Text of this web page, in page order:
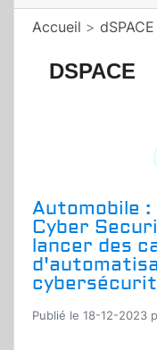
Accueil > dSPACE
DSPACE
Automobile :
Cyber
lancer des
Publié le 18-12-2023